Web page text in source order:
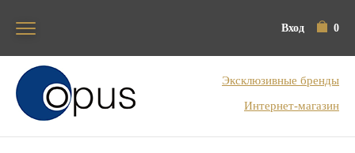
Вход 0
Блок поиска
Эксклюзивные бренды
Интернет-магазин